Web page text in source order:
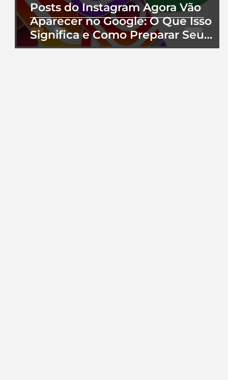
Posts do Instagram Agora Vão
Aparecer no Google: O Que Isso
Significa e Como Preparar Seu
Perfil